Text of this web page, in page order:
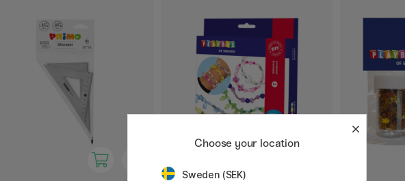
Choose your location
Sweden (SEK)